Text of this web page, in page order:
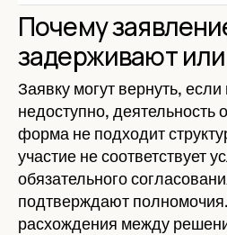
Почему
задерживают
Заявку могут вернуть,
недоступно, деятельность
форма не подходит
участие не соответствует
обязательного
подтверждают
расхождения между